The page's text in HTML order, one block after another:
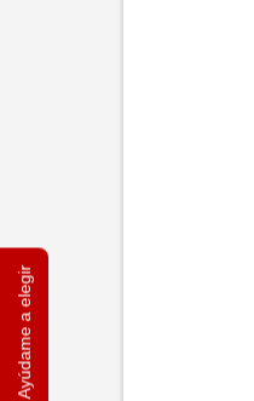
Ayúdame a elegir